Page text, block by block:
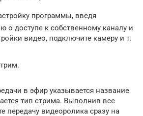
программы, введя
о доступе к собственному каналу и
видео, подключите камеру и т.
в эфир указывается название
тип стрима. Выполнив все
передачу видеоролика сразу на